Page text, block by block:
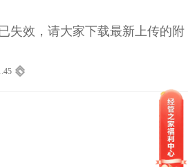
失效，请大家下载最新上传的附